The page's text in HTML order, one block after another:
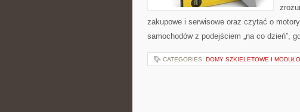
zakupowe i serwisowe oraz czytać o
samochodów z podejściem „na co dzień”,
CATEGORIES: DOMY SZKIELETOWE I